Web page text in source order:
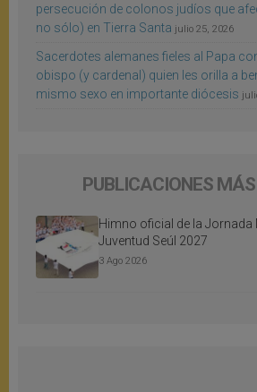
persecución de colonos judíos que
no sólo) en Tierra Santa julio 25, 2026
Sacerdotes alemanes fieles al Papa
obispo (y cardenal) quien les orilla a
mismo sexo en importante diócesis
PUBLICACIONES
Himno oficial de la Jornada
Juventud Seúl 2027
3 Ago 2026